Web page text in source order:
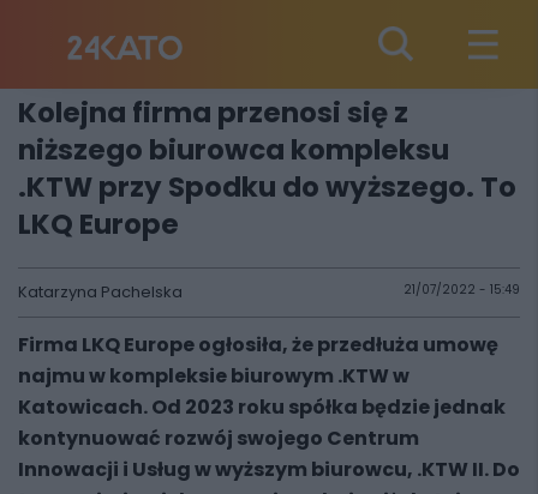
Kolejna firma przenosi się z
niższego biurowca kompleksu
.KTW przy Spodku do wyższego. To
LKQ Europe
Katarzyna Pachelska 21/07/2022 - 15:49
Firma LKQ Europe ogłosiła, że przedłuża umowę
najmu w kompleksie biurowym .KTW w
Katowicach. Od 2023 roku spółka będzie jednak
kontynuować rozwój swojego Centrum
Innowacji i Usług w wyższym biurowcu, .KTW II. Do